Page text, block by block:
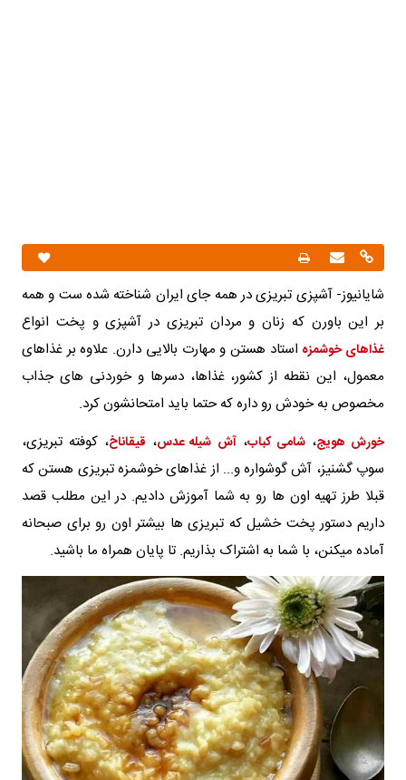
شایانیوز- آشپزی تبریزی در همه جای ایران شناخته شده ست و همه
بر این باورن که زنان و مردان تبریزی در آشپزی و پخت انواع
غذاهای خوشمزه استاد هستن و مهارت بالایی دارن. علاوه بر غذاهای
معمول، این نقطه از کشور، غذاها، دسرها و خوردنی های جذاب
مخصوص به خودش رو داره که حتما باید امتحانشون کرد.
خورش هویج،شامی کباب،آش شیله عدس، قیقاناخ، کوفته تبریزی،
سوپ گشنیز، آش گوشواره و... از غذاهای خوشمزه تبریزی هستن که
قبلا طرز تهیه اون ها رو به شما آموزش دادیم. در این مطلب قصد
داریم دستور پخت خشیل که تبریزی ها بیشتر اون رو برای صبحانه
آماده میکنن، با شما به اشتراک بذاریم. تا پایان همراه ما باشید.